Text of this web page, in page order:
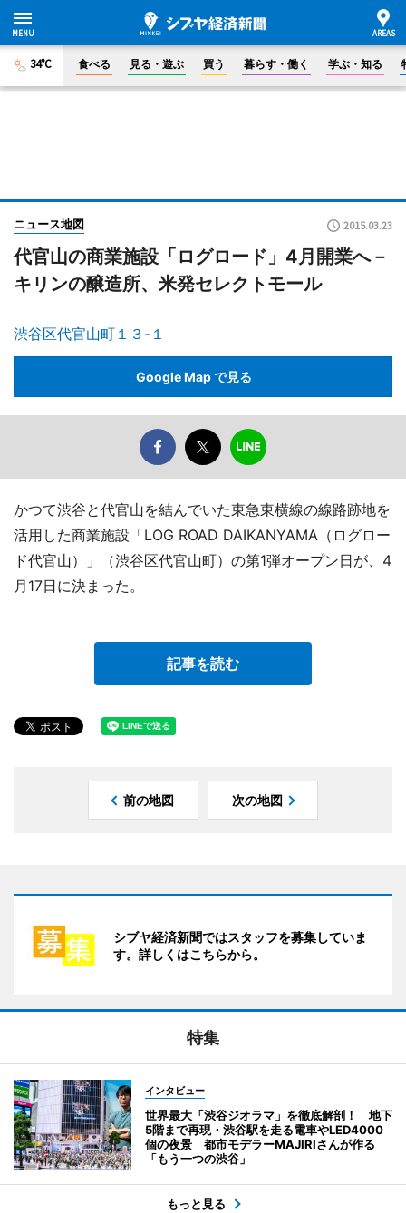
34°C 食べる 見る・遊ぶ 買う 暮らす・働く 学ぶ・知る
ニュース地図 2015.03.23
代官山の商業施設「ログロード」4月開業へ－
キリンの醸造所、米発セレクトモール
渋谷区代官山町１３-１
Google Map で見る
かつて渋谷と代官山を結んでいた東急東横線の線路跡地を
活用した商業施設「LOG ROAD DAIKANYAMA（ログロー
ド代官山）」（渋谷区代官山町）の第1弾オープン日が、4
月17日に決まった。
記事を読む
前の地図 次の地図
シブヤ経済新聞ではスタッフを募集していま
す。詳しくはこちらから。
特集
インタビュー
世界最大「渋谷ジオラマ」を徹底解剖！ 地下
5階まで再現・渋谷駅を走る電車やLED4000
個の夜景 都市モデラーMAJIRIさんが作る
「もう一つの渋谷」
もっと見る